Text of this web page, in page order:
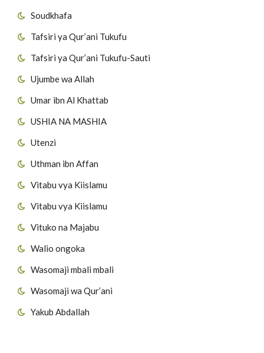
Soudkhafa
Tafsiri ya Qur’ani Tukufu
Tafsiri ya Qur’ani Tukufu-Sauti
Ujumbe wa Allah
Umar ibn Al Khattab
USHIA NA MASHIA
Utenzi
Uthman ibn Affan
Vitabu vya Kiislamu
Vitabu vya Kiislamu
Vituko na Majabu
Walio ongoka
Wasomaji mbali mbali
Wasomaji wa Qur’ani
Yakub Abdallah